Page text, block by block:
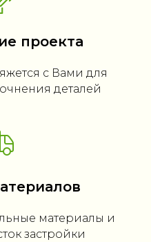
проекта
с Вами для
деталей
материалы и
застройки